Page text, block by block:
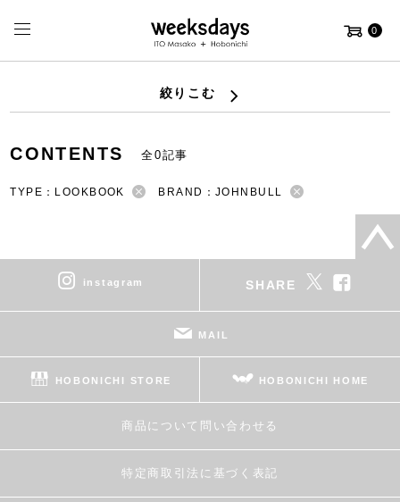
0
絞りこむ
CONTENTS 全0記事
TYPE：LOOKBOOK BRAND：JOHNBULL
instagram SHARE
MAIL
HOBONICHI STORE HOBONICHI HOME
商品について問い合わせる
特定商取引法に基づく表記